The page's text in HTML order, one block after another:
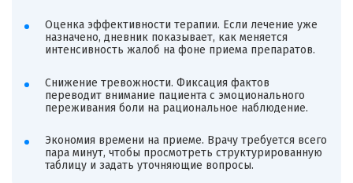
Оценка эффективности терапии. Если лечение уже
назначено, дневник показывает, как меняется
интенсивность жалоб на фоне приема препаратов.
Снижение тревожности. Фиксация фактов
переводит внимание пациента с эмоционального
переживания боли на рациональное наблюдение.
Экономия времени на приеме. Врачу требуется всего
пара минут, чтобы просмотреть структурированную
таблицу и задать уточняющие вопросы.